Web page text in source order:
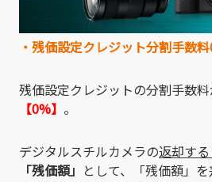
・残価設定クレジット分割手数
残価設定クレジットの分割手数
【0%】 。
デジタルスチルカメラの返却す
「残価額」 として、「残価額」